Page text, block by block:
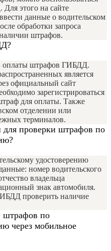
этого на сайте
данные о водительском
обработки запроса
штрафов.
оплаты штрафов ГИБДД.
является
официальный сайт
зарегистрироваться
для оплаты. Также
отделении или
терминалов.
проверки штрафов по
удостоверению
номер водительского
владельца
знак автомобиля.
проверить наличие
штрафов по
через мобильное